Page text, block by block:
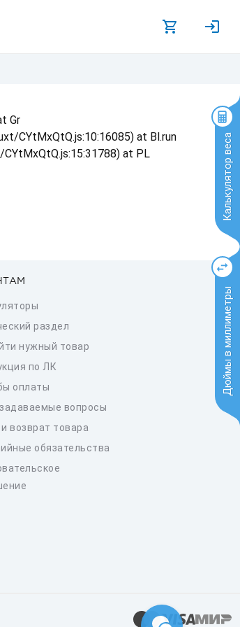
Калькулятор веса
Дюймы в миллиметры
Gr
CYtMxQtQ.js:10:16085) at Bl.run
at PL
раздел
нужный товар
по ЛК
оплаты
вопросы
возврат товара
обязательства